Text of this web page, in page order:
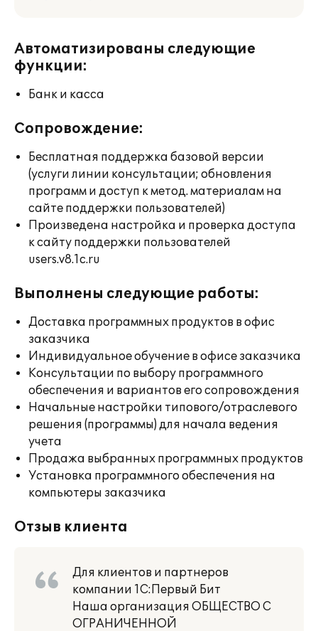
Автоматизированы следующие
функции:
Банк и касса
Сопровождение:
Бесплатная поддержка базовой версии
(услуги линии консультации; обновления
программ и доступ к метод. материалам на
сайте поддержки пользователей)
Произведена настройка и проверка доступа
к сайту поддержки пользователей
users.v8.1c.ru
Выполнены следующие работы:
Доставка программных продуктов в офис
заказчика
Индивидуальное обучение в офисе заказчика
Консультации по выбору программного
обеспечения и вариантов его сопровождения
Начальные настройки типового/отраслевого
решения (программы) для начала ведения
учета
Продажа выбранных программных продуктов
Установка программного обеспечения на
компьютеры заказчика
Отзыв клиента
Для клиентов и партнеров
компании 1С:Первый Бит
Наша организация ОБЩЕСТВО С
ОГРАНИЧЕННОЙ